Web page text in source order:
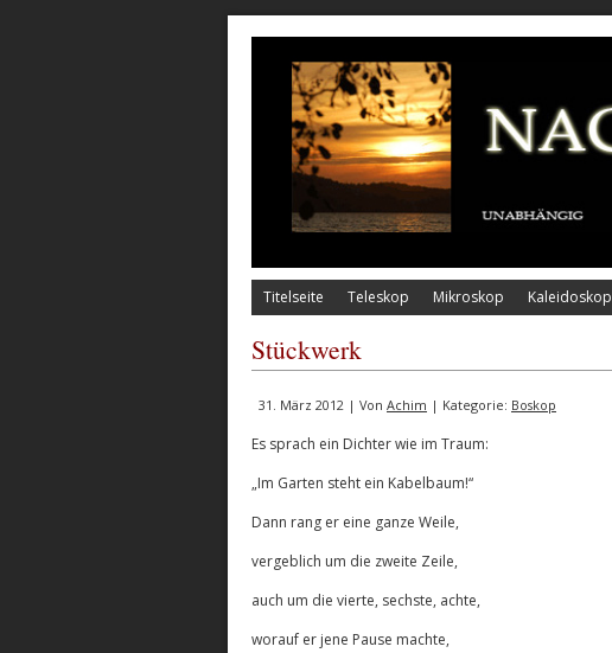
Titelseite Teleskop Mikroskop Kaleidoskop
Stückwerk
31. März 2012 | Von Achim | Kategorie: Boskop
Es sprach ein Dichter wie im Traum:
„Im Garten steht ein Kabelbaum!“
Dann rang er eine ganze Weile,
vergeblich um die zweite Zeile,
auch um die vierte, sechste, achte,
worauf er jene Pause machte,